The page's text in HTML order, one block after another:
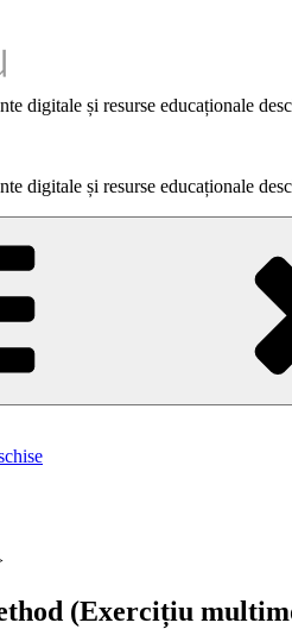
digitale și resurse educaționale
digitale și resurse educaționale
(Exercițiu